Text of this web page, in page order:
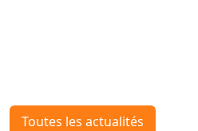
Toutes les actualités